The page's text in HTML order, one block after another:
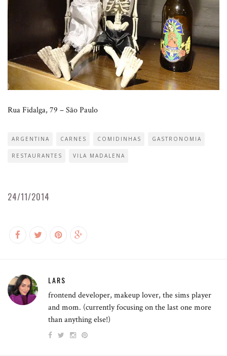
Rua Fidalga, 79 – São Paulo
ARGENTINA CARNES COMIDINHAS GASTRONOMIA
RESTAURANTES VILA MADALENA
24/11/2014
LARS
frontend developer, makeup lover, the sims player
and mom. (currently focusing on the last one more
than anything else!)